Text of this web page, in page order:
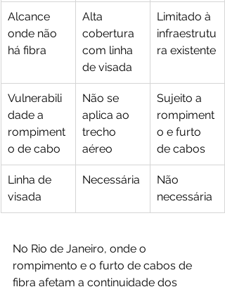
Alcance
onde não
há fibra
Alta
cobertura
com linha
de visada
Limitado à
infraestrutu
ra existente
Vulnerabili
dade a
rompiment
o de cabo
Não se
aplica ao
trecho
aéreo
Sujeito a
rompiment
o e furto
de cabos
Linha de
visada
Necessária
Não
necessária
No Rio de Janeiro, onde o
rompimento e o furto de cabos de
fibra afetam a continuidade dos